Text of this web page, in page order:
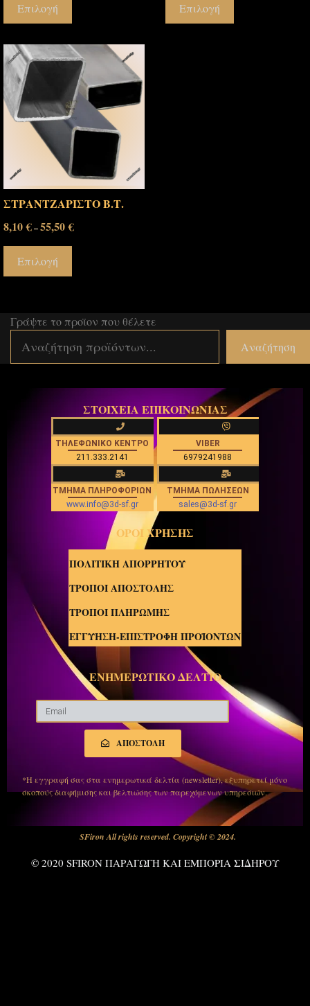
Επιλογή Επιλογή
ΣΤΡΑΝΤΖΑΡΙΣΤΟ Β.Τ.
8,10€–55,50€
Επιλογή
Γράψτε το προϊον που θέλετε
Αναζήτηση
ΣΤΟΙΧΕΙΑ ΕΠΙΚΟΙΝΩΝΙΑΣ
ΤΗΛΕΦΩΝΙΚΟ ΚΕΝΤΡΟ
211.333.2141
VIBER
6979241988
ΤΜΗΜΑ ΠΛΗΡΟΦΟΡΙΩΝ
www.info@3d-sf.gr
ΤΜΗΜΑ ΠΩΛΗΣΕΩΝ
sales@3d-sf.gr
ΟΡΟΙ ΧΡΗΣΗΣ
ΠΟΛΙΤΙΚΗ ΑΠΟΡΡΗΤΟΥ
ΤΡΟΠΟΙ ΑΠΟΣΤΟΛΗΣ
ΤΡΟΠΟΙ ΠΛΗΡΩΜΗΣ
ΕΓΓΥΗΣΗ-ΕΠΙΣΤΡΟΦΗ ΠΡΟΪΟΝΤΩΝ
ΕΝΗΜΕΡΩΤΙΚΟ ΔΕΛΤΙΟ
ΑΠΟΣΤΟΛΗ
*Η εγγραφή σας στα ενημερωτικά δελτία (newsletter), εξυπηρετεί μόνο
σκοπούς διαφήμισης και βελτιώσης των παρεχόμενων υπηρεσιών.
SFiron All rights reserved. Copyright © 2024.
© 2020 SFIRON ΠΑΡΑΓΩΓΗ ΚΑΙ ΕΜΠΟΡΙΑ ΣΙΔΗΡΟΥ